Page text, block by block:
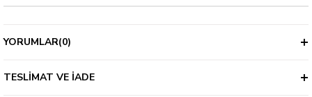
YORUMLAR(0)
TESLIMAT VE İADE